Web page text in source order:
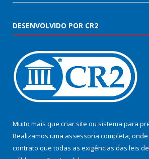
DESENVOLVIDO POR CR2
Muito mais que criar site ou sistema para
Realizamos uma assessoria completa,
contrato que todas as exigências das leis